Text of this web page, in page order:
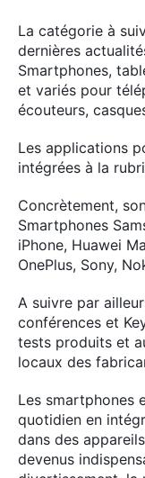
La catégorie à
dernières
Smartphones,
et variés pour
écouteurs,
Les applications
intégrées à la
Concrètement,
Smartphones
iPhone, Huawei
OnePlus, Sony,
A suivre par
conférences et
tests produits et
locaux des
Les smartphones
quotidien en
dans des
devenus